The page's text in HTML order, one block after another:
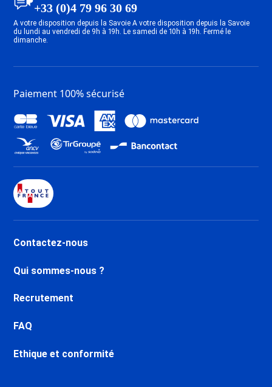
+33 (0)4 79 96 30 69
A votre disposition depuis la Savoie A votre disposition depuis la Savoie
du lundi au vendredi de 9h à 19h. Le samedi de 10h à 19h. Fermé le
dimanche.
Paiement 100% sécurisé
Contactez-nous
Qui sommes-nous ?
Recrutement
FAQ
Ethique et conformité